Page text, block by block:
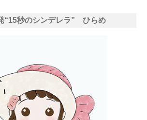
“15秒のシンデレラ” ひらめ